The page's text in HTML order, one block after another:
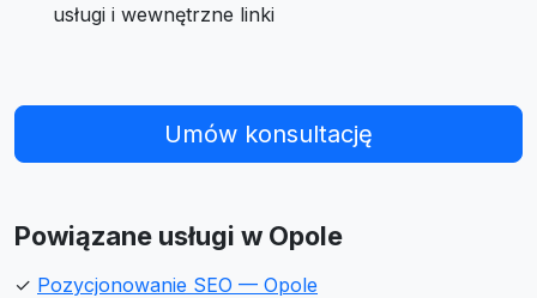
usługi i wewnętrzne linki
Umów konsultację
Powiązane usługi w Opole
✓ Pozycjonowanie SEO — Opole